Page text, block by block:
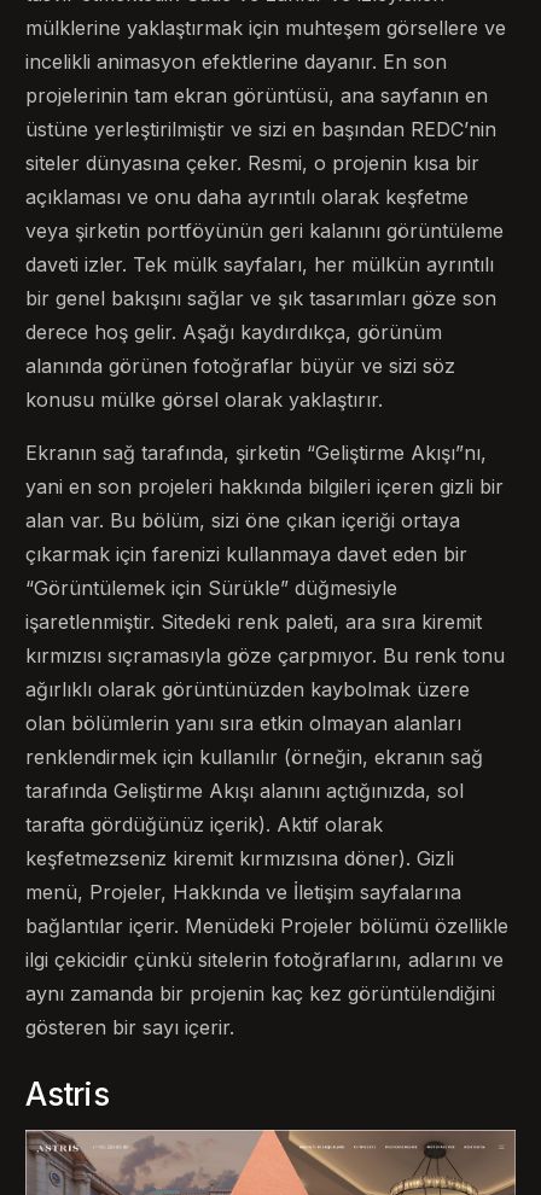
mülklerine yaklaştırmak için muhteşem görsellere ve
incelikli animasyon efektlerine dayanır. En son
projelerinin tam ekran görüntüsü, ana sayfanın en
üstüne yerleştirilmiştir ve sizi en başından REDC’nin
siteler dünyasına çeker. Resmi, o projenin kısa bir
açıklaması ve onu daha ayrıntılı olarak keşfetme
veya şirketin portföyünün geri kalanını görüntüleme
daveti izler. Tek mülk sayfaları, her mülkün ayrıntılı
bir genel bakışını sağlar ve şık tasarımları göze son
derece hoş gelir. Aşağı kaydırdıkça, görünüm
alanında görünen fotoğraflar büyür ve sizi söz
konusu mülke görsel olarak yaklaştırır.
Ekranın sağ tarafında, şirketin “Geliştirme Akışı”nı,
yani en son projeleri hakkında bilgileri içeren gizli bir
alan var. Bu bölüm, sizi öne çıkan içeriği ortaya
çıkarmak için farenizi kullanmaya davet eden bir
“Görüntülemek için Sürükle” düğmesiyle
işaretlenmiştir. Sitedeki renk paleti, ara sıra kiremit
kırmızısı sıçramasıyla göze çarpmıyor. Bu renk tonu
ağırlıklı olarak görüntünüzden kaybolmak üzere
olan bölümlerin yanı sıra etkin olmayan alanları
renklendirmek için kullanılır (örneğin, ekranın sağ
tarafında Geliştirme Akışı alanını açtığınızda, sol
tarafta gördüğünüz içerik). Aktif olarak
keşfetmezseniz kiremit kırmızısına döner). Gizli
menü, Projeler, Hakkında ve İletişim sayfalarına
bağlantılar içerir. Menüdeki Projeler bölümü özellikle
ilgi çekicidir çünkü sitelerin fotoğraflarını, adlarını ve
aynı zamanda bir projenin kaç kez görüntülendiğini
gösteren bir sayı içerir.
Astris